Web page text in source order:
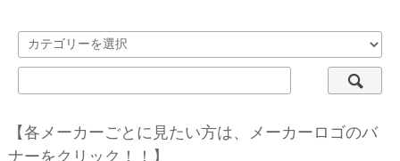
【各メーカーごとに見たい方は、メーカーロゴのバ
ナーをクリック！！】